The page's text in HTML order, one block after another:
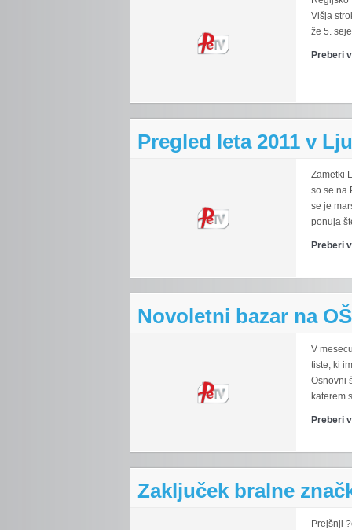
Višja
že 5.
Preberi
Pregled leta 2011 v
Zametki
so se na
se je
ponuja
Preberi
Novoletni bazar na
V
tiste, ki
Osnovni
katerem
Preberi
Zaključek bralne
Prejšnji